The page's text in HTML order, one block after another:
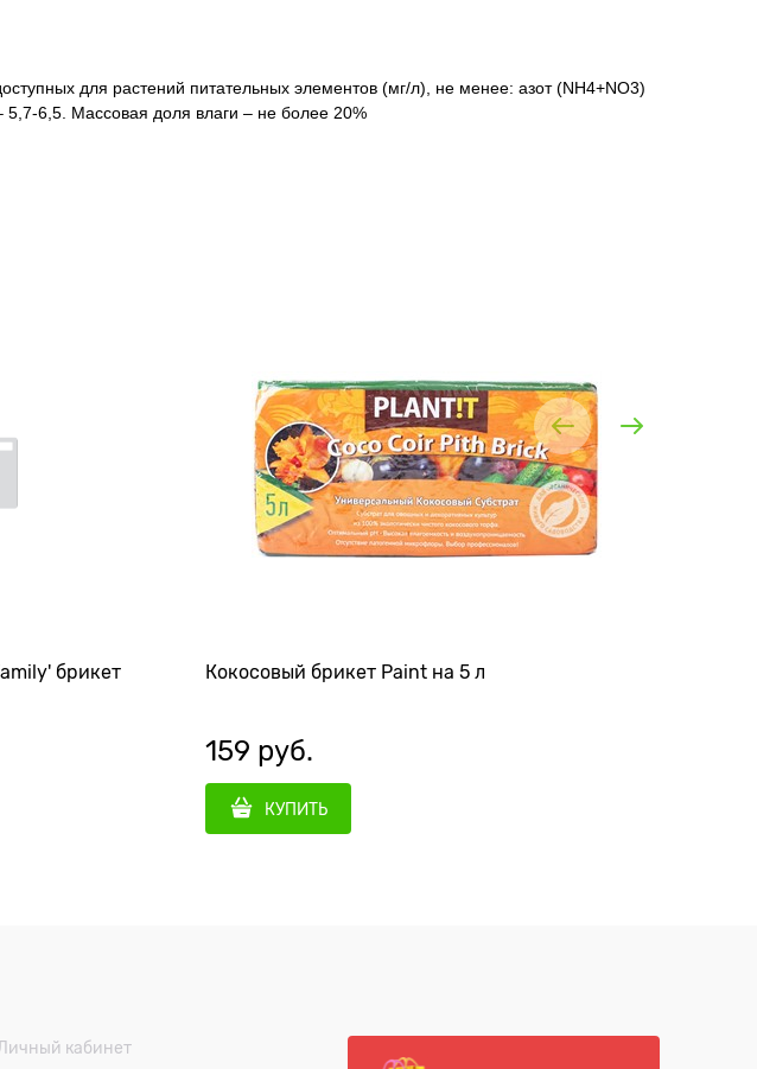
для растений питательных элементов (мг/л), не менее: азот (NH4+NO3)
6,5. Массовая доля влаги – не более 20%
брикет Кокосовый брикет Paint на 5 л
159 руб.
КУПИТЬ
кабинет